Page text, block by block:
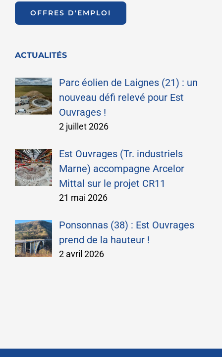
OFFRES D'EMPLOI
ACTUALITÉS
Parc éolien de Laignes (21) : un
nouveau défi relevé pour Est
Ouvrages !
2 juillet 2026
Est Ouvrages (Tr. industriels
Marne) accompagne Arcelor
Mittal sur le projet CR11
21 mai 2026
Ponsonnas (38) : Est Ouvrages
prend de la hauteur !
2 avril 2026